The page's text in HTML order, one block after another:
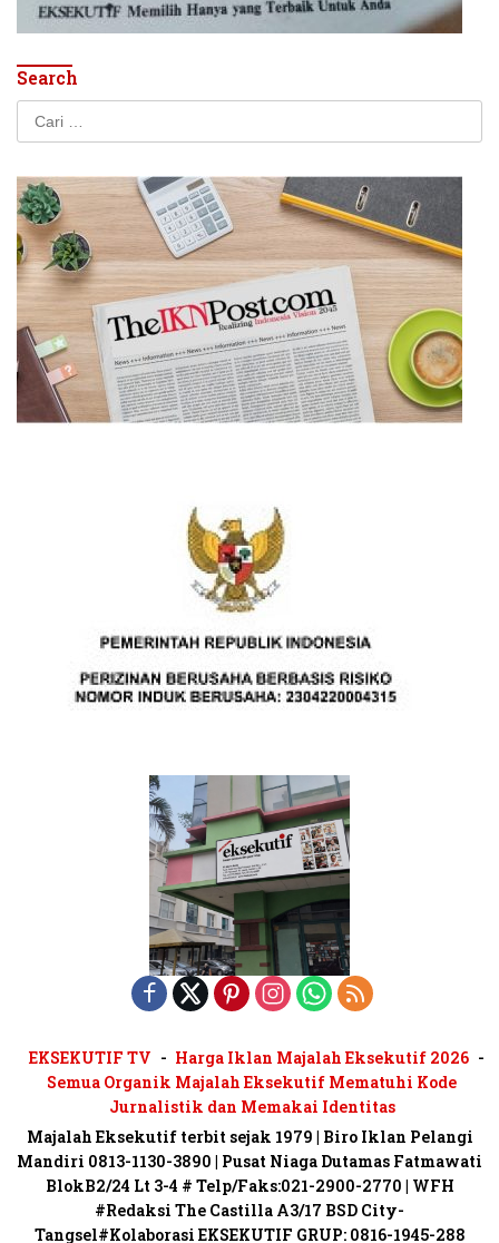
Search
EKSEKUTIF TV
Harga Iklan Majalah Eksekutif 2026
Semua Organik Majalah Eksekutif Mematuhi Kode
Jurnalistik dan Memakai Identitas
Majalah Eksekutif terbit sejak 1979 | Biro Iklan Pelangi
Mandiri 0813-1130-3890 | Pusat Niaga Dutamas Fatmawati
BlokB2/24 Lt 3-4 # Telp/Faks:021-2900-2770 | WFH
#Redaksi The Castilla A3/17 BSD City-
Tangsel#Kolaborasi EKSEKUTIF GRUP: 0816-1945-288